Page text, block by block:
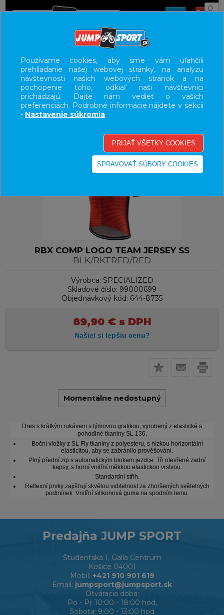
0
UŽÍVATEĽSKÝ PANEL
KATEGÓRIE
HLAVNÉ MENU
RBX COMP LOGO TEAM JERSEY SS
BLK/RKTRED/RED
Výrobca: SPECIALIZED
Skladové číslo: 99000699
Objednávkový kód: 644-8735
89,90 €s DPH
Momentálne nedostupný
Dres s krátkým rukávem s týmovou grafikou, vyrobený z elastické a
pohodlné tkaniny SL 136.
Boční vložky z SL Fly tkaniny z polyesteru, s nízkou horizontální
elasticitou, aby se zabránilo prověšování.
Plný přední zip s automatickým blokem jezdce. Tři otevřené zadní
kapsy, s horní vnitřní měkkou elastickou vrstvou.
Standardní střih.
Reflexní prvky zajišťují skvělou viditelnost za zhoršených světelných
podmínek. Vnitřní silikonová guma na spodním lemu.
Predajňa JUMP SPORT
Študentská 1, Galla Centrum
Košice 04001
Mobil: +421 910 901 619
Email: jumpsport@jumpsport.sk
Otváracia doba:
Po - Pi: 10:00 - 18:00 hod,
Sobota: 9:00 - 13:00 hod
Používame cookies, aby sme vám uľahčili
prehliadanie našej webovej stránky, na analýzu
návštevnosti našich webových stránok a na
pochopenie toho, odkiaľ naši návštevníci
prichádzajú. Dajte nám vedieť o vašich
preferenciách. Podrobné informácie nájdete v sekcii
- Nastavenie súkromia